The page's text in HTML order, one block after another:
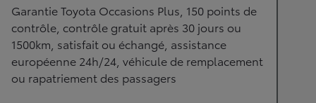
Garantie Toyota Occasions Plus, 150 points de
contrôle, contrôle gratuit après 30 jours ou
1500km, satisfait ou échangé, assistance
européenne 24h/24, véhicule de remplacement
ou rapatriement des passagers